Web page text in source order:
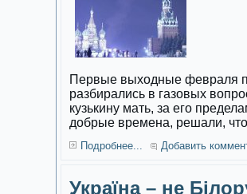
Первые выходные февраля
разбирались в газовых
кузькину мать, за его
добрые времена, решали,
Подробнее... Добавить
Україна – не